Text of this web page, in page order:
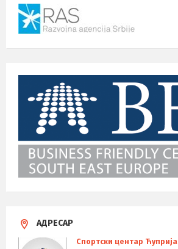
АДРЕСАР
Спортски центар Ћуприја